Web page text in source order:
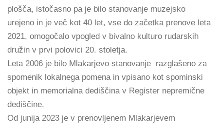
plošča, istočasno pa je bilo stanovanje muzejsko
urejeno in je več kot 40 let, vse do začetka prenove leta
2021, omogočalo vpogled v bivalno kulturo rudarskih
družin v prvi polovici 20. stoletja.
Leta 2006 je bilo Mlakarjevo stanovanje razglašeno za
spomenik lokalnega pomena in vpisano kot spominski
objekt in memorialna dediščina v Register nepremične
dediščine.
Od junija 2023 je v prenovljenem Mlakarjevem